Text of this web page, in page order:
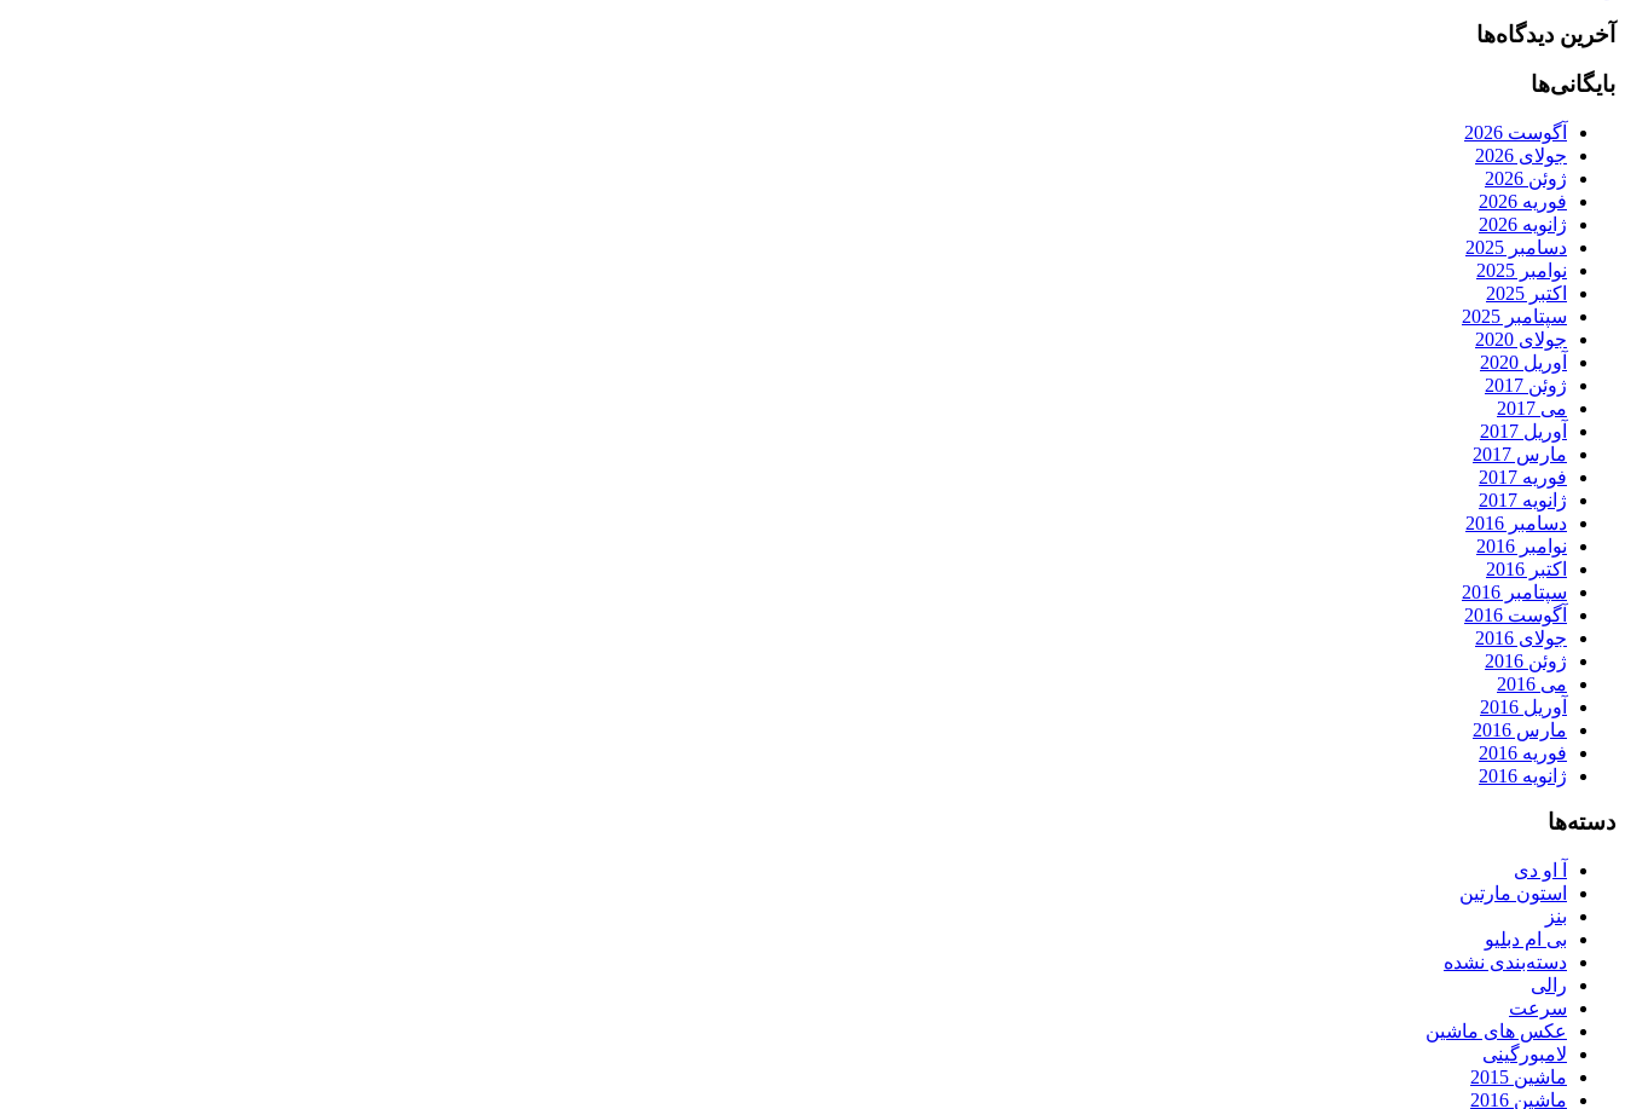
آخرین دیدگاه‌ها
بایگانی‌ها
آگوست 2026
جولای 2026
ژوئن 2026
فوریه 2026
ژانویه 2026
دسامبر 2025
نوامبر 2025
اکتبر 2025
سپتامبر 2025
جولای 2020
آوریل 2020
ژوئن 2017
می 2017
آوریل 2017
مارس 2017
فوریه 2017
ژانویه 2017
دسامبر 2016
نوامبر 2016
اکتبر 2016
سپتامبر 2016
آگوست 2016
جولای 2016
ژوئن 2016
می 2016
آوریل 2016
مارس 2016
فوریه 2016
ژانویه 2016
دسته‌ها
آ او دی
استون مارتین
بنز
بی ام دبلیو
دسته‌بندی نشده
رالی
سرعت
عکس های ماشین
لامبورگینی
ماشین 2015
ماشین 2016